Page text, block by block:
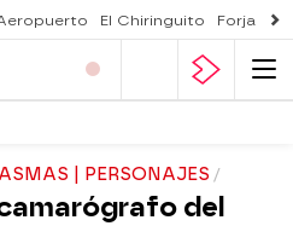
El Chiringuito Forjado
| PERSONAJES
del